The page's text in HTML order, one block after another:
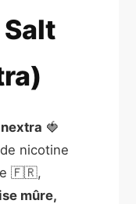
🍓
nicotine
🇫🇷,
mûre,